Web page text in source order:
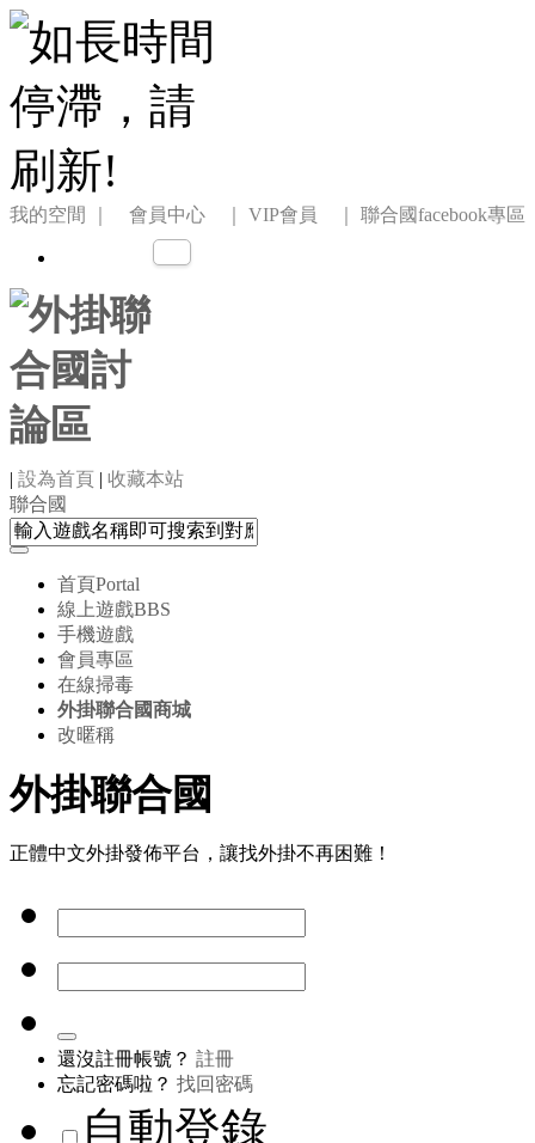
我的空間 ｜ 會員中心 ｜ VIP會員 ｜ 聯合國facebook專區
| 設為首頁 | 收藏本站
聯合國
首頁Portal
線上遊戲BBS
手機遊戲
會員專區
在線掃毒
外掛聯合國商城
改暱稱
外掛聯合國
正體中文外掛發佈平台，讓找外掛不再困難！
還沒註冊帳號？ 註冊
忘記密碼啦？ 找回密碼
自動登錄